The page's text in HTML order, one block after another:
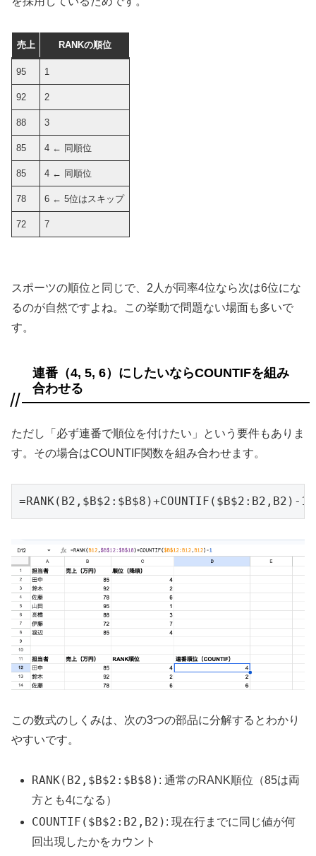
売上 RANKの順位
95 1
92 2
88 3
85 4 ← 同順位
85 4 ← 同順位
78 6 ← 5位はスキップ
72 7
スポーツの順位と同じで、2人が同率4位なら次は6位にな
るのが自然ですよね。この挙動で問題ない場面も多いで
す。
連番（4, 5, 6）にしたいならCOUNTIFを組み
合わせる
ただし「必ず連番で順位を付けたい」という要件もありま
す。その場合はCOUNTIF関数を組み合わせます。
=RANK(B2,$B$2:$B$8)+COUNTIF($B$2:B2,B2)-1
この数式のしくみは、次の3つの部品に分解するとわかり
やすいです。
RANK(B2,$B$2:$B$8) : 通常のRANK順位（85は両
方とも4になる）
COUNTIF($B$2:B2,B2) : 現在行までに同じ値が何
回出現したかをカウント